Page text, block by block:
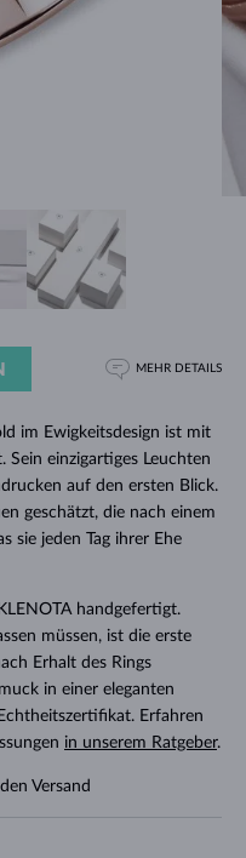
im Ewigkeitsdesign ist mit
Sein einzigartiges Leuchten
auf den ersten Blick.
geschätzt, die nach einem
sie jeden Tag ihrer Ehe
handgefertigt.
müssen, ist die erste
Erhalt des Rings
in einer eleganten
Erfahren
in unserem Ratgeber.
Versand
MEHR DETAILS